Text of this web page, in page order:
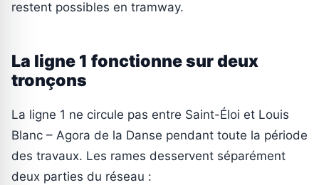
restent possibles en tramway.
La ligne 1 fonctionne sur deux
tronçons
La ligne 1 ne circule pas entre Saint-Éloi et Louis
Blanc – Agora de la Danse pendant toute la période
des travaux. Les rames desservent séparément
deux parties du réseau :